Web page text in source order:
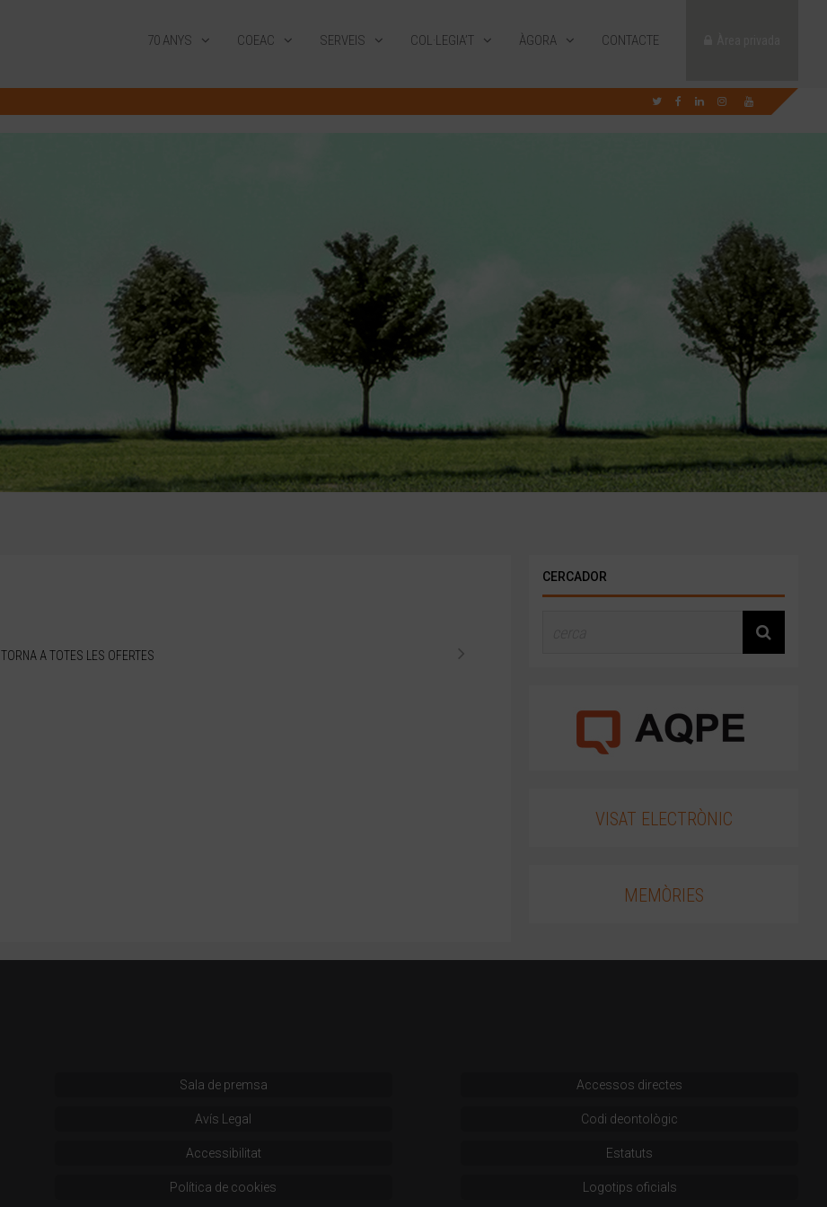
70 ANYS COEAC SERVEIS COL·LEGIA’T ÀGORA CONTACTE
TORNA A TOTES LES OFERTES
CERCADOR
VISAT ELECTRÒNIC
MEMÒRIES
Sala de premsa
Avís Legal
Accessibilitat
Política de cookies
Accessos directes
Codi deontològic
Estatuts
Logotips oficials